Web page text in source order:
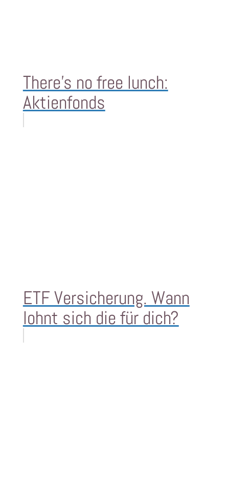
There's no free lunch:
Aktienfonds
ETF Versicherung. Wann
lohnt sich die für dich?